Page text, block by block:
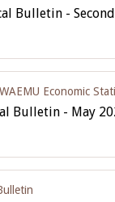
Bulletin -
Economic
Bulletin - May